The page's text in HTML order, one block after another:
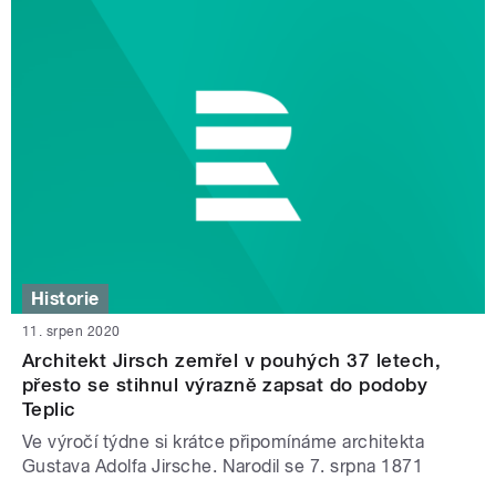
Historie
11. srpen 2020
Architekt Jirsch zemřel v pouhých 37 letech,
přesto se stihnul výrazně zapsat do podoby
Teplic
Ve výročí týdne si krátce připomínáme architekta
Gustava Adolfa Jirsche. Narodil se 7. srpna 1871